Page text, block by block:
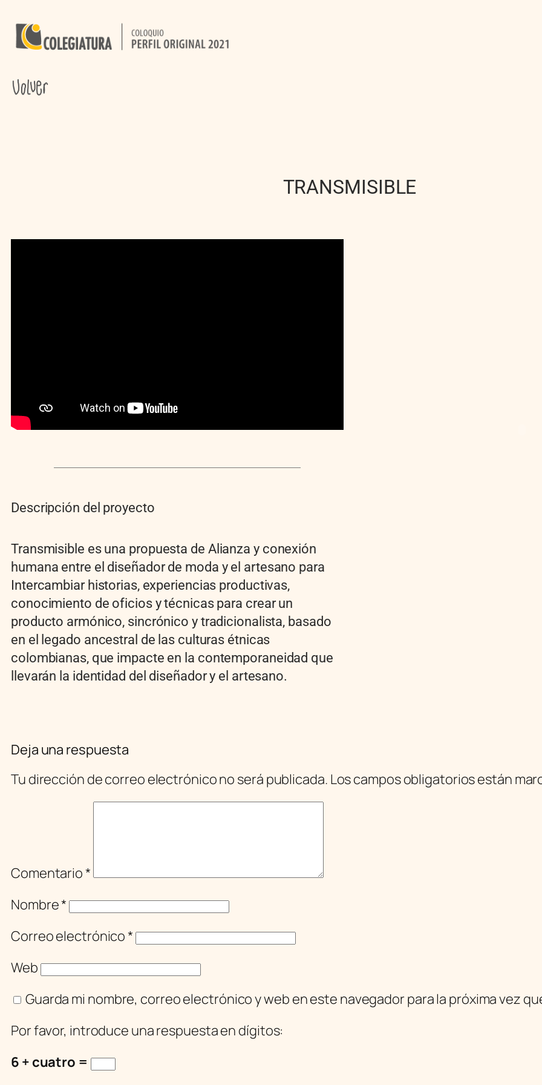
TRANSMISIBLE
Descripción del proyecto
Transmisible es una propuesta de Alianza y conexión
humana entre el diseñador de moda y el artesano para
Intercambiar historias, experiencias productivas,
conocimiento de oficios y técnicas para crear un
producto armónico, sincrónico y tradicionalista, basado
en el legado ancestral de las culturas étnicas
colombianas, que impacte en la contemporaneidad que
llevarán la identidad del diseñador y el artesano.
Deja una respuesta
Tu dirección de correo electrónico no será publicada. Los campos obligatorios están
Comentario*
Nombre*
Correo electrónico*
Web
Guarda mi nombre, correo electrónico y web en este navegador para la próxima vez
Por favor, introduce una respuesta en dígitos:
6 + cuatro =